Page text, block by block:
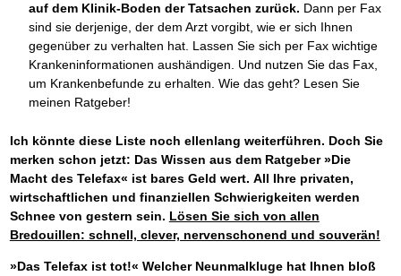
auf dem Klinik-Boden der Tatsachen zurück. Dann per Fax
sind sie derjenige, der dem Arzt vorgibt, wie er sich Ihnen
gegenüber zu verhalten hat. Lassen Sie sich per Fax wichtige
Krankeninformationen aushändigen. Und nutzen Sie das Fax,
um Krankenbefunde zu erhalten. Wie das geht? Lesen Sie
meinen Ratgeber!
Ich könnte diese Liste noch ellenlang weiterführen. Doch Sie
merken schon jetzt: Das Wissen aus dem Ratgeber »Die
Macht des Telefax« ist bares Geld wert. All Ihre privaten,
wirtschaftlichen und finanziellen Schwierigkeiten werden
Schnee von gestern sein. Lösen Sie sich von allen
Bredouillen: schnell, clever, nervenschonend und souverän!
»Das Telefax ist tot!« Welcher Neunmalkluge hat Ihnen bloß